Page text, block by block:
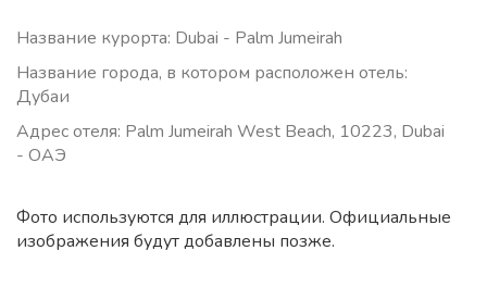
Название курорта: Dubai - Palm Jumeirah
Название города, в котором расположен отель:
Дубаи
Адрес отеля: Palm Jumeirah West Beach, 10223, Dubai
- ОАЭ
Фото используются для иллюстрации. Официальные
изображения будут добавлены позже.